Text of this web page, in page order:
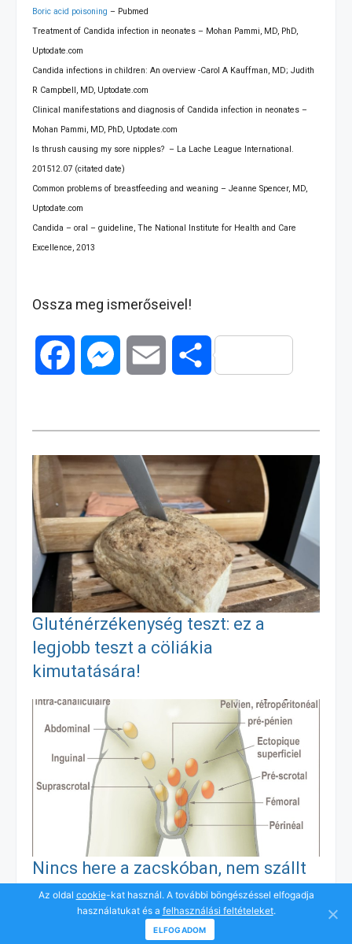
Boric acid poisoning – Pubmed
Treatment of Candida infection in neonates – Mohan Pammi, MD, PhD,
Uptodate.com
Candida infections in children: An overview -Carol A Kauffman, MD; Judith
R Campbell, MD, Uptodate.com
Clinical manifestations and diagnosis of Candida infection in neonates –
Mohan Pammi, MD, PhD, Uptodate.com
Is thrush causing my sore nipples? – La Lache League International.
201512.07 (citated date)
Common problems of breastfeeding and weaning – Jeanne Spencer, MD,
Uptodate.com
Candida – oral – guideline, The National Institute for Health and Care
Excellence, 2013
Ossza meg ismerőseivel!
c
e
b
o
o
k
s
s
e
n
g
e
r
a
i
l
O
s
z
a
m
e
g
Gluténérzékenység teszt: ez a
legjobb teszt a cöliákia
kimutatására!
Nincs here a zacskóban, nem szállt
le? Kell műteni az ingaherét? Ezek a
nemzetközi ajánlások
Az oldal cookie-kat használ. A további böngészéssel elfogadja
használatukat és a felhasználási feltételeket.
ELFOGADOM